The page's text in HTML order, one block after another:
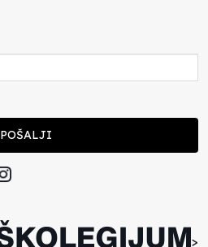
POŠALJI
>